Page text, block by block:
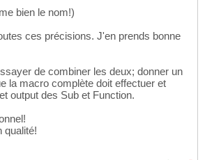
bien le nom!)
ces précisions. J'en prends bonne
de combiner les deux; donner un
la macro complète doit effectuer et
output des Sub et Function.
qualité!